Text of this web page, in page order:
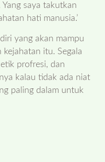
saya takutkan
hati manusia.’
yang akan mampu
itu. Segala
profresi, dan
kalau tidak ada niat
paling dalam untuk